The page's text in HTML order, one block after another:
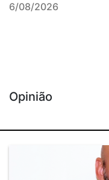
6/08/2026
Opinião